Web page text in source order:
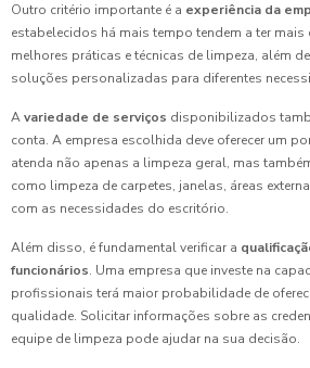
Outro critério importante é a experiência da
estabelecidos há mais tempo tendem a ter mais
melhores práticas e técnicas de limpeza, além
soluções personalizadas para diferentes
Avariedade de serviços disponibilizados
conta. A empresa escolhida deve oferecer um
atenda não apenas a limpeza geral, mas
como limpeza de carpetes, janelas, áreas
com as necessidades do escritório.
Além disso, é fundamental verificar a
funcionários. Uma empresa que investe na
profissionais terá maior probabilidade de
qualidade. Solicitar informações sobre as
equipe de limpeza pode ajudar na sua decisão.